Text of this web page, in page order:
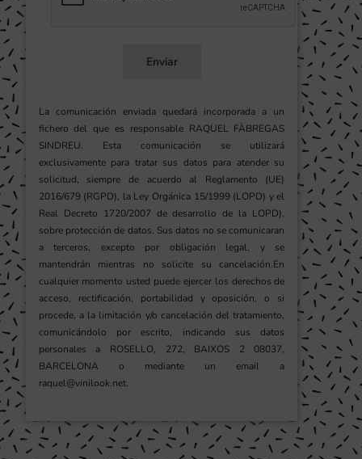
Enviar
La comunicación enviada quedará incorporada a un
fichero del que es responsable RAQUEL FÀBREGAS
SINDREU. Esta comunicación se utilizará
exclusivamente para tratar sus datos para atender su
solicitud, siempre de acuerdo al Reglamento (UE)
2016/679 (RGPD), la Ley Orgánica 15/1999 (LOPD) y el
Real Decreto 1720/2007 de desarrollo de la LOPD),
sobre protección de datos. Sus datos no se comunicaran
a terceros, excepto por obligación legal, y se
mantendrán mientras no solicite su cancelación.En
cualquier momento usted puede ejercer los derechos de
acceso, rectificación, portabilidad y oposición, o si
procede, a la limitación y/o cancelación del tratamiento,
comunicándolo por escrito, indicando sus datos
personales a ROSELLO, 272, BAIXOS 2 08037,
BARCELONA o mediante un email a
raquel@vinilook.net.